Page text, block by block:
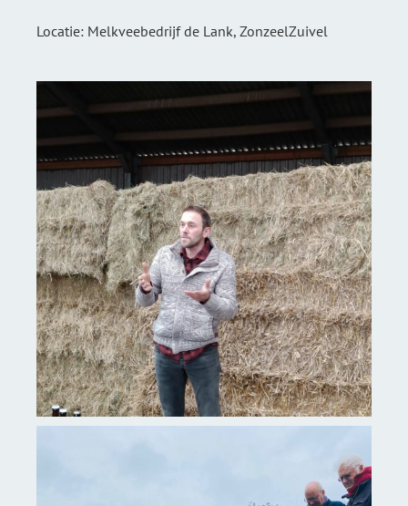
Locatie: Melkveebedrijf de Lank, ZonzeelZuivel